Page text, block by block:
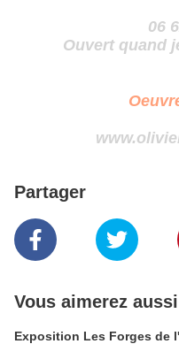
06
Ouvert quand
Partager
Vous aimerez aussi
Exposition Les Forges de